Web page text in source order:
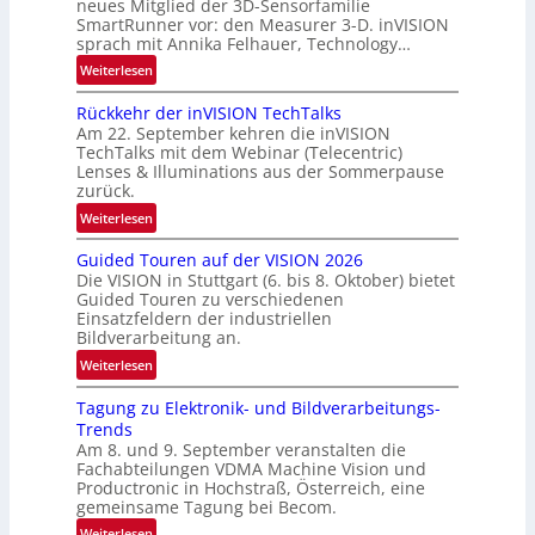
-
R
u
n
d
e
w
s
‘
neues Mitglied der 3D-Sensorfamilie
SmartRunner vor: den Measurer 3-D. inVISION
sprach mit Annika Felhauer, Technology…
Weiterlesen:
U
n
b
e
g
r
e
z
t
e
M
ö
g
l
c
h
k
e
Rückkehr der inVISION TechTalks
Am 22. September kehren die inVISION
TechTalks mit dem Webinar (Telecentric)
Lenses & Illuminations aus der Sommerpause
zurück.
Weiterlesen:
R
ü
c
k
k
e
h
d
e
r
i
n
Guided Touren auf der VISION 2026
Die VISION in Stuttgart (6. bis 8. Oktober) bietet
Guided Touren zu verschiedenen
Einsatzfeldern der industriellen
Bildverarbeitung an.
Weiterlesen:
G
u
d
e
d
T
Tagung zu Elektronik- und Bildverarbeitungs-
Trends
Am 8. und 9. September veranstalten die
Fachabteilungen VDMA Machine Vision und
Productronic in Hochstraß, Österreich, eine
gemeinsame Tagung bei Becom.